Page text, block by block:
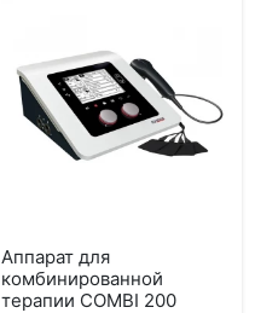
Аппарат для
комбинированной
терапии COMBI 200